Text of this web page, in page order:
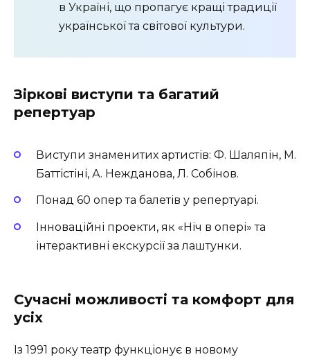
в Україні, що пропагує кращі традиції
української та світової культури.
Зіркові виступи та багатий
репертуар
Виступи знаменитих артистів: Ф. Шаляпін, М.
Баттістіні, А. Нежданова, Л. Собінов.
Понад 60 опер та балетів у репертуарі.
Інноваційні проекти, як «Ніч в опері» та
інтерактивні екскурсії за лаштунки.
Сучасні можливості та комфорт для
усіх
Із 1991 року театр функціонує в новому